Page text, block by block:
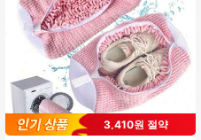
3,410원 절약